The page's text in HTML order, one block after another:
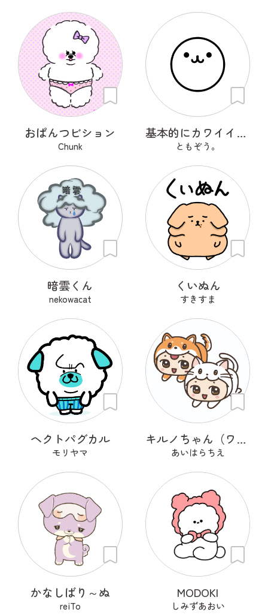
おぱんつビション
Chunk
基本的にカワイイやつ
ともぞう。
暗雲くん
nekowacat
くいぬん
すきすま
ヘクトパグカル
モリヤマ
キルノちゃん（ワンニャン編）
あいはらちえ
かなしばり～ぬ
reiTo
MODOKI
しみずあおい